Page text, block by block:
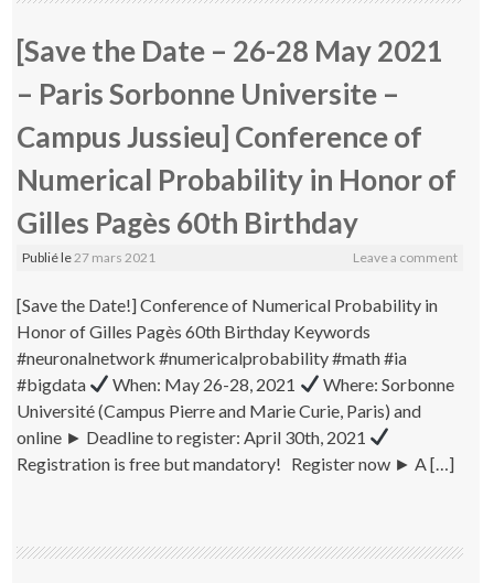
[Save the Date – 26-28 May 2021
– Paris Sorbonne Universite –
Campus Jussieu] Conference of
Numerical Probability in Honor of
Gilles Pagès 60th Birthday
Publié le 27 mars 2021 Leave a comment
[Save the Date!] Conference of Numerical Probability in
Honor of Gilles Pagès 60th Birthday Keywords
#neuronalnetwork #numericalprobability #math #ia
#bigdata
When: May 26-28, 2021
Where: Sorbonne
Université (Campus Pierre and Marie Curie, Paris) and
online ► Deadline to register: April 30th, 2021
Registration is free but mandatory! Register now ► A […]